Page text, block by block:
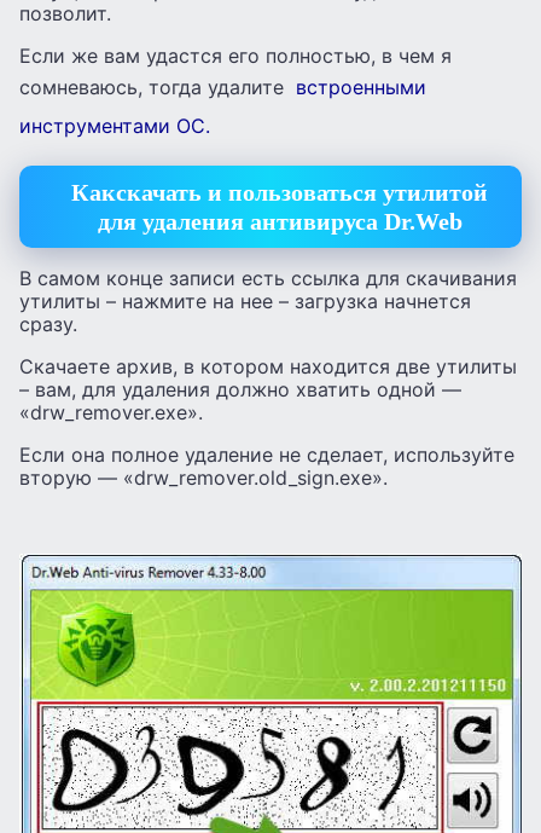
позволит.
Если же вам удастся его полностью, в чем я
сомневаюсь, тогда удалите встроенными
инструментами ОС.
Какскачать и пользоваться утилитой
для удаления антивируса Dr.Web
В самом конце записи есть ссылка для скачивания
утилиты – нажмите на нее – загрузка начнется
сразу.
Скачаете архив, в котором находится две утилиты
– вам, для удаления должно хватить одной —
«drw_remover.exe».
Если она полное удаление не сделает, используйте
вторую — «drw_remover.old_sign.exe».